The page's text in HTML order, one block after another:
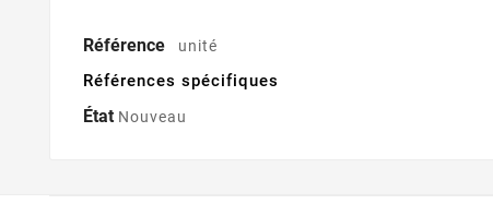
Référence unité
Références spécifiques
État Nouveau